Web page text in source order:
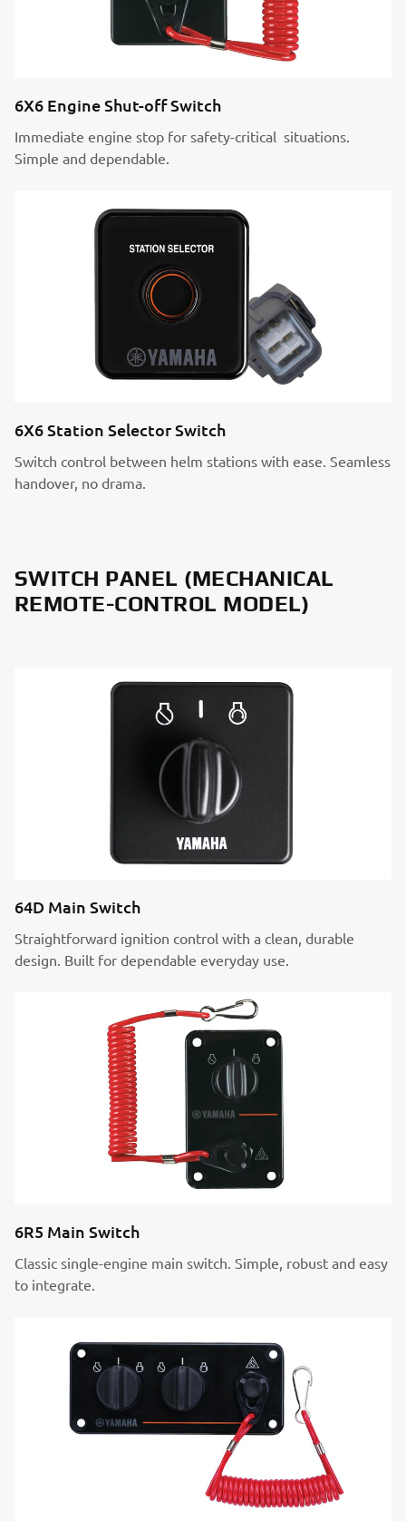
6X6 Engine Shut-off Switch
Immediate engine stop for safety-critical situations.
Simple and dependable.
6X6 Station Selector Switch
Switch control between helm stations with ease. Seamless
handover, no drama.
SWITCH PANEL (MECHANICAL
REMOTE-CONTROL MODEL)
64D Main Switch
Straightforward ignition control with a clean, durable
design. Built for dependable everyday use.
6R5 Main Switch
Classic single-engine main switch. Simple, robust and easy
to integrate.